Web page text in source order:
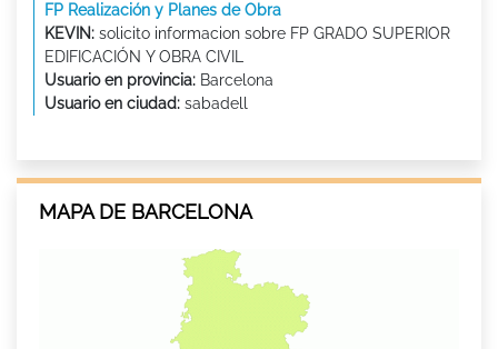
FP Realización y Planes de Obra
KEVIN: solicito informacion sobre FP GRADO SUPERIOR
EDIFICACIÓN Y OBRA CIVIL
Usuario en provincia: Barcelona
Usuario en ciudad: sabadell
MAPA DE BARCELONA